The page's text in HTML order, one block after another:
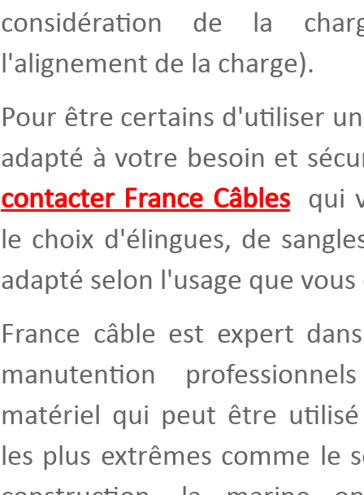
considération de la
l'alignement de la charge).
Pour être certains d'utiliser
adapté à votre besoin et
contacter France Câblesqui
le choix d'élingues, de
adapté selon l'usage que vous
France câble est expert
manutention
matériel qui peut être
les plus extrêmes comme le